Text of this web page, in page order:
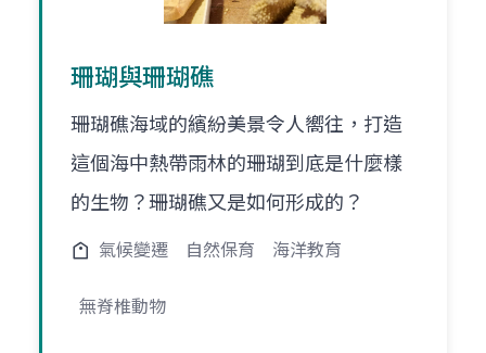
珊瑚與珊瑚礁
珊瑚礁海域的繽紛美景令人嚮往，打造
這個海中熱帶雨林的珊瑚到底是什麼樣
的生物？珊瑚礁又是如何形成的？
氣候變遷 自然保育 海洋教育
無脊椎動物